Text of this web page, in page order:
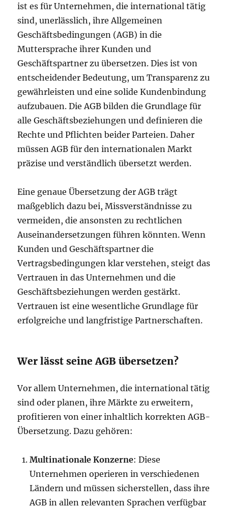
ist es für Unternehmen, die international tätig
sind, unerlässlich, ihre Allgemeinen
Geschäftsbedingungen (AGB) in die
Muttersprache ihrer Kunden und
Geschäftspartner zu übersetzen. Dies ist von
entscheidender Bedeutung, um Transparenz zu
gewährleisten und eine solide Kundenbindung
aufzubauen. Die AGB bilden die Grundlage für
alle Geschäftsbeziehungen und definieren die
Rechte und Pflichten beider Parteien. Daher
müssen AGB für den internationalen Markt
präzise und verständlich übersetzt werden.
Eine genaue Übersetzung der AGB trägt
maßgeblich dazu bei, Missverständnisse zu
vermeiden, die ansonsten zu rechtlichen
Auseinandersetzungen führen könnten. Wenn
Kunden und Geschäftspartner die
Vertragsbedingungen klar verstehen, steigt das
Vertrauen in das Unternehmen und die
Geschäftsbeziehungen werden gestärkt.
Vertrauen ist eine wesentliche Grundlage für
erfolgreiche und langfristige Partnerschaften.
Wer lässt seine AGB übersetzen?
Vor allem Unternehmen, die international tätig
sind oder planen, ihre Märkte zu erweitern,
profitieren von einer inhaltlich korrekten AGB-
Übersetzung. Dazu gehören:
Multinationale Konzerne: Diese
Unternehmen operieren in verschiedenen
Ländern und müssen sicherstellen, dass ihre
AGB in allen relevanten Sprachen verfügbar